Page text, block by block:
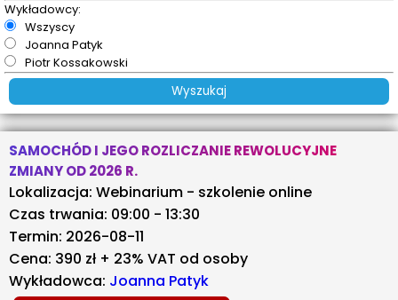
Wykładowcy:
Wszyscy
Joanna Patyk
Piotr Kossakowski
SAMOCHÓD I JEGO ROZLICZANIE REWOLUCYJNE
ZMIANY OD 2026 R.
Lokalizacja: Webinarium - szkolenie online
Czas trwania: 09:00 - 13:30
Termin: 2026-08-11
Cena: 390 zł + 23% VAT od osoby
Wykładowca: Joanna Patyk